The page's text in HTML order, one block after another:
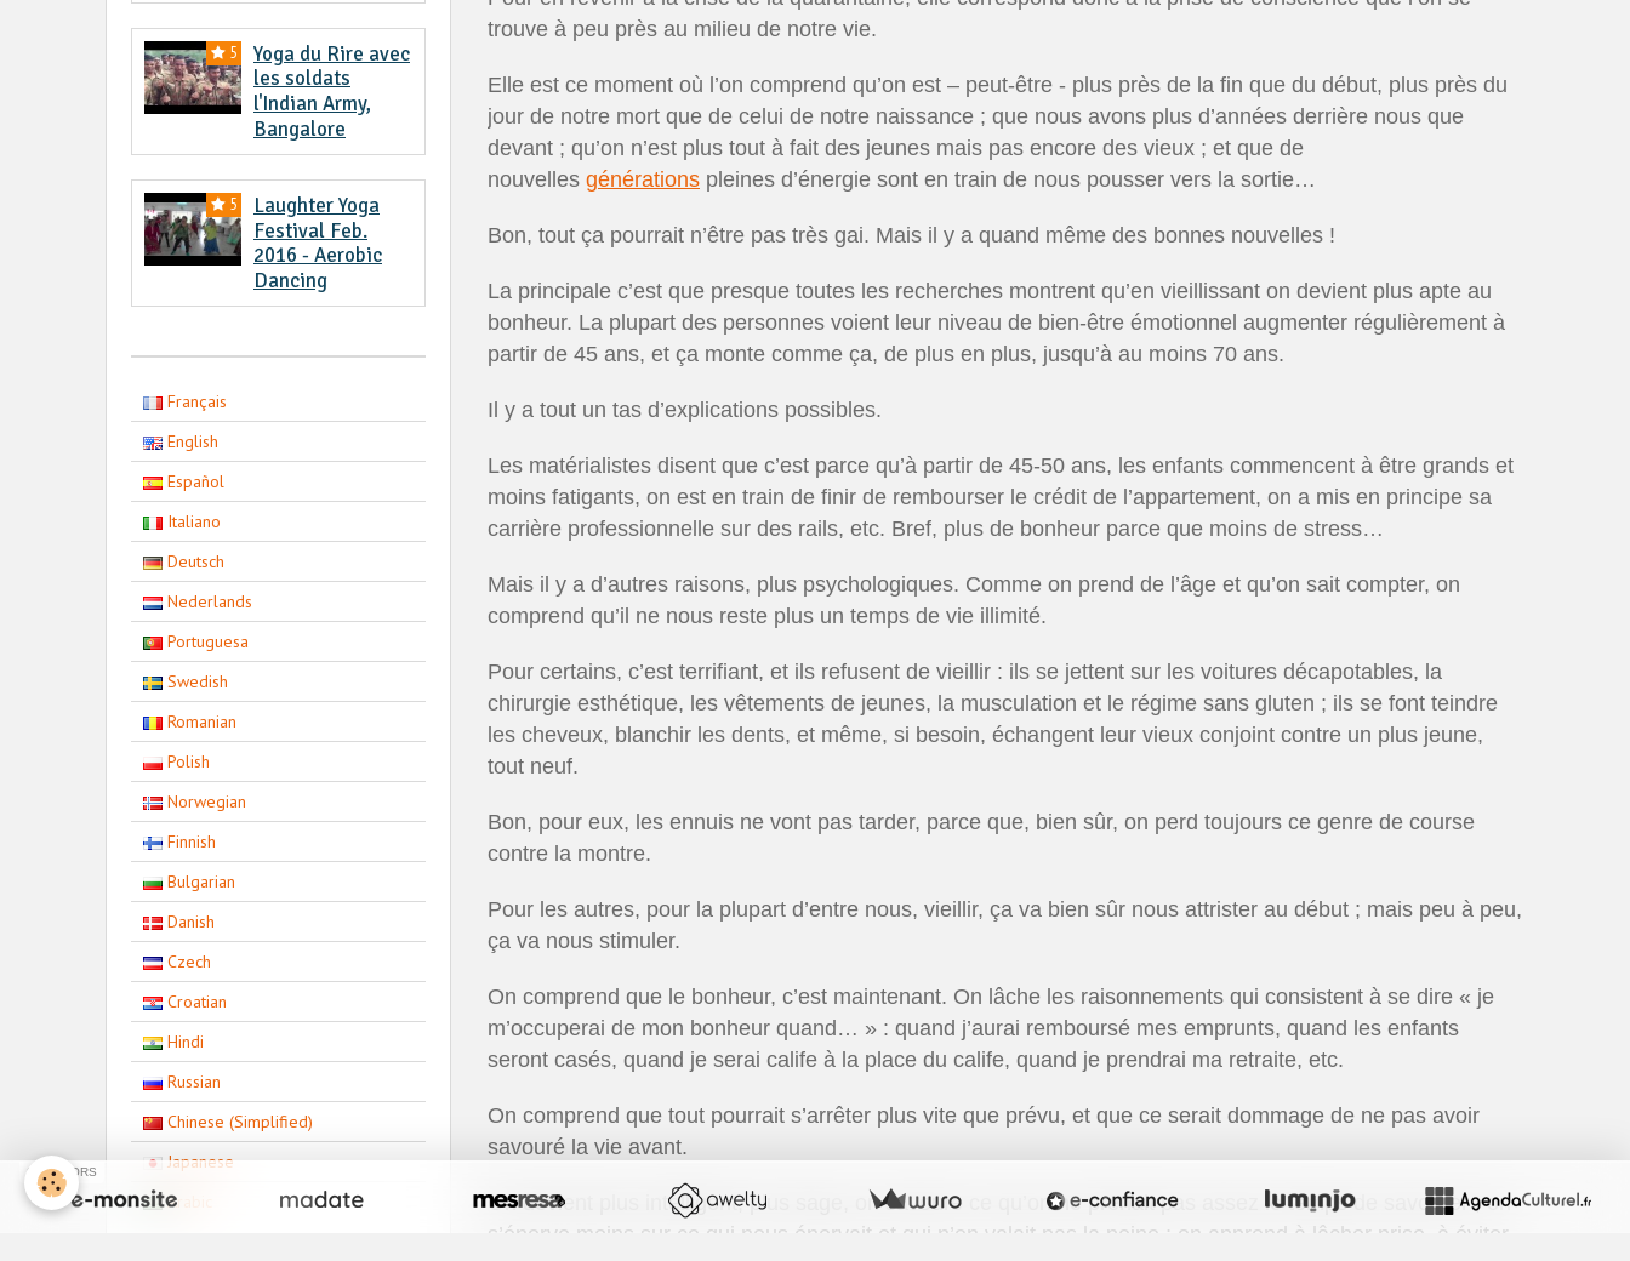
trouve à peu près au milieu de notre vie.
Elle est ce moment où l’on comprend qu’on est – peut-être - plus près de la fin que du début, plus près du
jour de notre mort que de celui de notre naissance ; que nous avons plus d’années derrière nous que
devant ; qu’on n’est plus tout à fait des jeunes mais pas encore des vieux ; et que de
nouvelles générations pleines d’énergie sont en train de nous pousser vers la sortie…
Bon, tout ça pourrait n’être pas très gai. Mais il y a quand même des bonnes nouvelles !
La principale c’est que presque toutes les recherches montrent qu’en vieillissant on devient plus apte au
bonheur. La plupart des personnes voient leur niveau de bien-être émotionnel augmenter régulièrement à
partir de 45 ans, et ça monte comme ça, de plus en plus, jusqu’à au moins 70 ans.
Il y a tout un tas d’explications possibles.
Les matérialistes disent que c’est parce qu’à partir de 45-50 ans, les enfants commencent à être grands et
moins fatigants, on est en train de finir de rembourser le crédit de l’appartement, on a mis en principe sa
carrière professionnelle sur des rails, etc. Bref, plus de bonheur parce que moins de stress…
Mais il y a d’autres raisons, plus psychologiques. Comme on prend de l’âge et qu’on sait compter, on
comprend qu’il ne nous reste plus un temps de vie illimité.
Pour certains, c’est terrifiant, et ils refusent de vieillir : ils se jettent sur les voitures décapotables, la
chirurgie esthétique, les vêtements de jeunes, la musculation et le régime sans gluten ; ils se font teindre
les cheveux, blanchir les dents, et même, si besoin, échangent leur vieux conjoint contre un plus jeune,
tout neuf.
Bon, pour eux, les ennuis ne vont pas tarder, parce que, bien sûr, on perd toujours ce genre de course
contre la montre.
Pour les autres, pour la plupart d’entre nous, vieillir, ça va bien sûr nous attrister au début ; mais peu à peu,
ça va nous stimuler.
On comprend que le bonheur, c’est maintenant. On lâche les raisonnements qui consistent à se dire « je
m’occuperai de mon bonheur quand… » : quand j’aurai remboursé mes emprunts, quand les enfants
seront casés, quand je serai calife à la place du calife, quand je prendrai ma retraite, etc.
On comprend que tout pourrait s’arrêter plus vite que prévu, et que ce serait dommage de ne pas avoir
savouré la vie avant.
On devient plus intelligent, plus sage, on savoure ce qu’on ne prenait pas assez le temps de savourer ; on
s’énerve moins sur ce qui nous énervait et qui n’en valait pas la peine ; on apprend à lâcher prise, à éviter
5
Yoga du Rire avec
les soldats
l'Indian Army,
Bangalore
5
Laughter Yoga
Festival Feb.
2016 - Aerobic
Dancing
Français
English
Español
Italiano
Deutsch
Nederlands
Portuguesa
Swedish
Romanian
Polish
Norwegian
Finnish
Bulgarian
Danish
Czech
Croatian
Hindi
Russian
Chinese (Simplified)
Japanese
Arabic
SPONSORS